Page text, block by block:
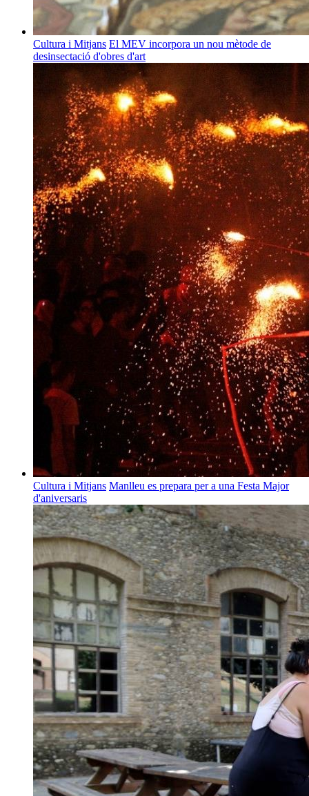
Cultura i Mitjans El MEV incorpora un nou mètode de
desinsectació d'obres d'art
Cultura i Mitjans Manlleu es prepara per a una Festa Major
d'aniversaris